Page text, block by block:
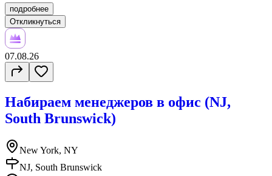
подробнее
Откликнуться
07.08.26
Набираем менеджеров в офис (NJ,
South Brunswick)
New York, NY
NJ, South Brunswick